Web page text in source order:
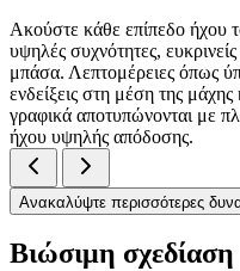
Ακούστε κάθε επίπεδο ήχου
υψηλές συχνότητες,
μπάσα. Λεπτομέρειες όπως
ενδείξεις στη μέση της
γραφικά αποτυπώνονται με
ήχου υψηλής απόδοσης.
Ανακαλύψτε περισσότερες
Βιώσιμη σχεδίαση